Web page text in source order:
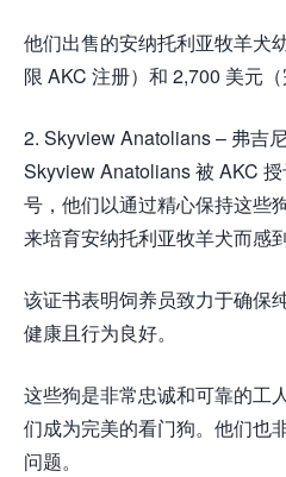
他们出售的安纳托利亚牧羊犬
限 AKC 注册）和 2,700 美元（
2. Skyview Anatolians – 弗吉
Skyview Anatolians 被 AKC
号，他们以通过精心保持这些
来培育安纳托利亚牧羊犬而感到
该证书表明饲养员致力于确保
健康且行为良好。
这些狗是非常忠诚和可靠的工
们成为完美的看门狗。他们也
问题。